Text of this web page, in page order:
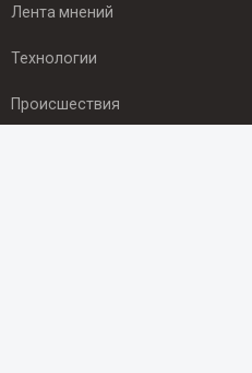
Лента мнений
Технологии
Происшествия